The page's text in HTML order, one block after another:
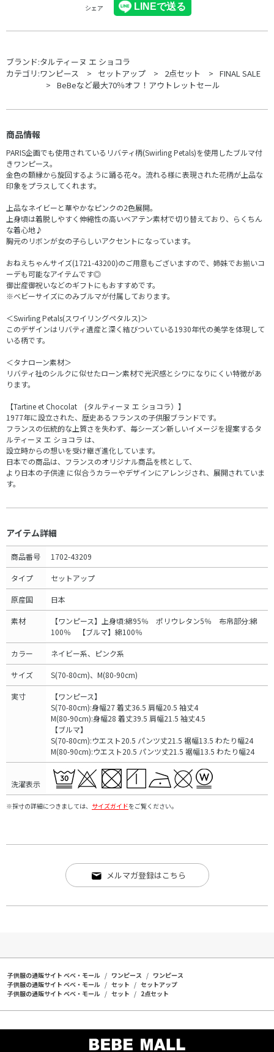
シェア
ブランド:タルティーヌ エ ショコラ
カテゴリ:ワンピース セットアップ 2点セット
FINAL SALE
BeBeなど最大70％オフ！アウトレットセール
商品情報
PARIS企画でも使用されているリバティ柄(Swirling Petals)を使用したブルマ付
きワンピース。
金色の額縁から旋回するように踊る花々。流れる様に表現された花柄が上品な
印象をプラスしてくれます。
上品なネイビーと華やかなピンクの2色展開。
上身頃は着脱しやすく伸縮性の高いベアテン素材で切り替えており、らくちん
な着心地♪
胸元のリボンが女の子らしいアクセントになっています。
おねえちゃんサイズ(1721-43200)のご用意もございますので、姉妹でお揃いコ
ーデも可能なアイテムです◎
御出産御祝いなどのギフトにもおすすめです。
※ベビーサイズにのみブルマが付属しております。
＜Swirling Petals(スワイリングペタルス)＞
このデザインはリバティ遺産と深く結びついている1930年代の美学を体現して
いる柄です。
＜タナローン素材＞
リバティ社のシルクに似せたローン素材で光沢感とシワになりにくい特徴があ
ります。
【Tartine et Chocolat (タルティーヌ エ ショコラ）】
1977年に設立された、歴史あるフランスの子供服ブランドです。
フランスの伝統的な上質さを失わず、毎シーズン新しいイメージを提案するタ
ルティーヌ エ ショコラ は、
設立時からの想いを受け継ぎ進化しています。
日本での商品は、フランスのオリジナル商品を核として、
より日本の子供達 に似合うカラーやデザインにアレンジされ、展開されていま
す。
アイテム詳細
商品番号 1702-43209
タイプ セットアップ
原産国 日本
素材
【ワンピース】上身頃:綿95％ ポリウレタン5％ 布帛部分:綿
100％ 【ブルマ】綿100％
カラー ネイビー系、ピンク系
サイズ S(70-80cm)、M(80-90cm)
実寸
【ワンピース】
S(70-80cm):身幅27 着丈36.5 肩幅20.5 袖丈4
M(80-90cm):身幅28 着丈39.5 肩幅21.5 袖丈4.5
【ブルマ】
S(70-80cm):ウエスト20.5 パンツ丈21.5 裾幅13.5 わたり幅24
M(80-90cm):ウエスト20.5 パンツ丈21.5 裾幅13.5 わたり幅24
洗濯表示
※採寸の詳細につきましては、 サイズガイドをご覧ください。
メルマガ登録はこちら
子供服の通販サイト ベベ・モール ワンピース
ワンピース
子供服の通販サイト ベベ・モール
セット
セットアップ
子供服の通販サイト ベベ・モール
セット 2点セット